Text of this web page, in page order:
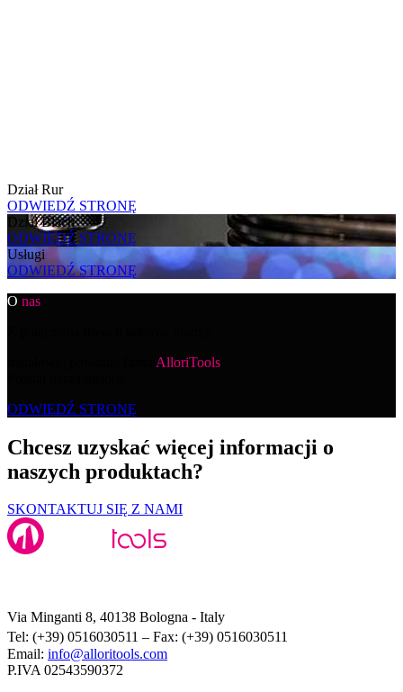
Dział Rur
ODWIEDŹ STRONĘ
Dział Blach
ODWIEDŹ STRONĘ
Usługi
ODWIEDŹ STRONĘ
O nas
AlloriTools
ODWIEDŹ STRONĘ
Chcesz uzyskać więcej informacji o
naszych produktach?
SKONTAKTUJ SIĘ Z NAMI
Via Minganti 8, 40138 Bologna - Italy
Tel: (+39) 0516030511 – Fax: (+39) 0516030511
Email: info@alloritools.com
P.IVA 02543590372